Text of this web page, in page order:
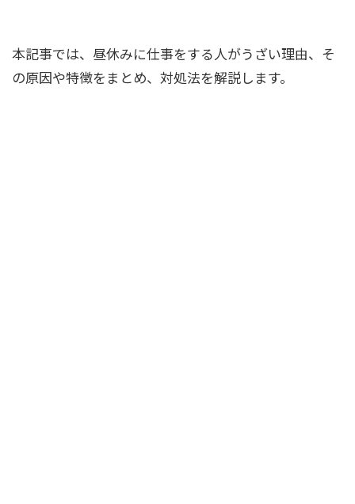
本記事では、昼休みに仕事をする人がうざい理由、そ
の原因や特徴をまとめ、対処法を解説します。